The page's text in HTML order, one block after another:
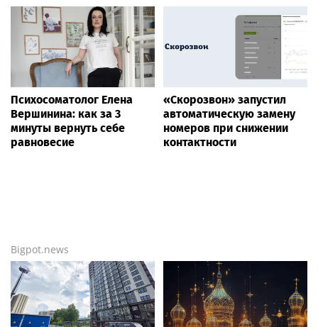
Психосоматолог Елена
Вершинина: как за 3
минуты вернуть себе
равновесие
«Скорозвон» запустил
автоматическую замену
номеров при снижении
контактности
Bigpot.news